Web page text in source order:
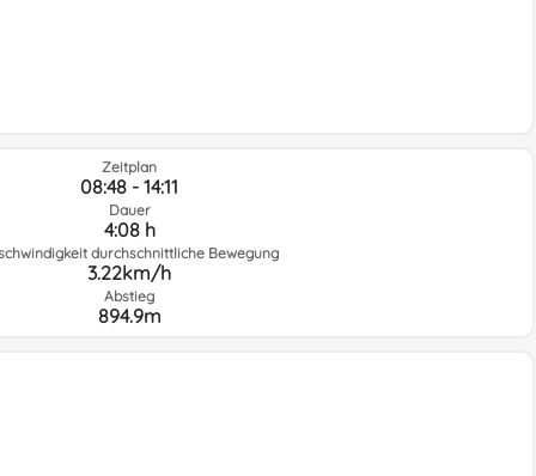
Zeitplan
08:48 - 14:11
Dauer
4:08 h
durchschnittliche Bewegung
3.22km/h
Abstieg
894.9m